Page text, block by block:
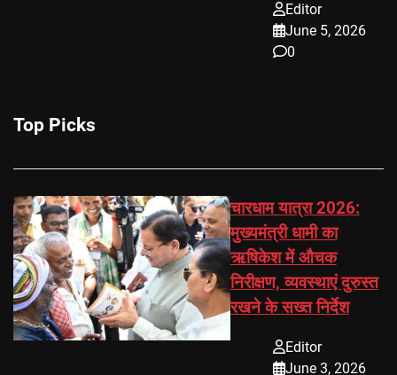
Editor
June 5, 2026
0
Top Picks
चारधाम यात्रा 2026:
मुख्यमंत्री धामी का
ऋषिकेश में औचक
निरीक्षण, व्यवस्थाएं दुरुस्त
रखने के सख्त निर्देश
Editor
June 3, 2026